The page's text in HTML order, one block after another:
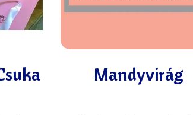
Mandyvirág